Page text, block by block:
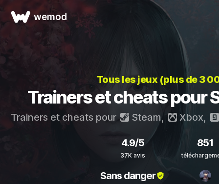
wemod
Tous les jeux (plus de 3
Trainers et cheats pour
Trainers et cheats pour Steam, Xbox,
4.9/5
37K avis
851
Sans danger